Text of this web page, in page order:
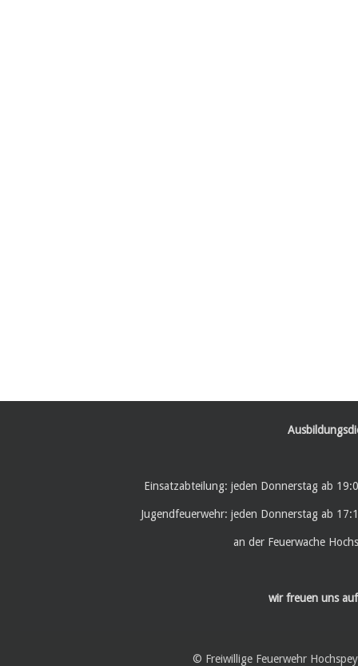
Einsatzabteilung: jeden Donnerstag ab
Jugendfeuerwehr: jeden Donnerstag ab
an der Feuerwache
wir freuen uns
© Freiwillige Feuerwehr